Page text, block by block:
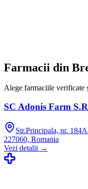
Farmacii din
Alege farmaciile verificate
SC Adonis Farm
Str.Principala, nr.
227060, Romania
Vezi detalii →